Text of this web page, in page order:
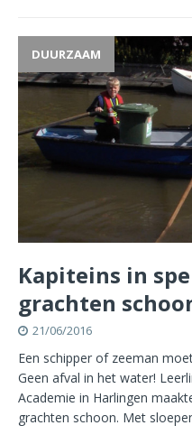
DUURZAAM
Kapiteins in
grachten
21/06/2016
Een schipper of zeeman
Geen afval in het water!
Academie in Harlingen
grachten schoon. Met